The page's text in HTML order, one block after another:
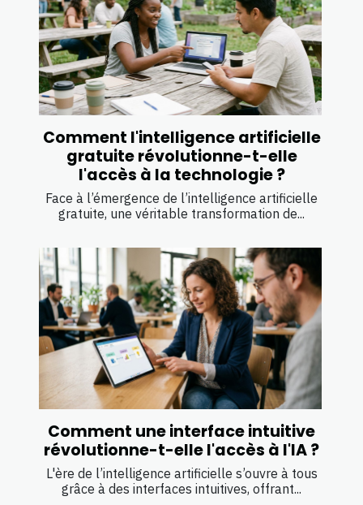
Comment l'intelligence artificielle
gratuite révolutionne-t-elle
l'accès à la technologie ?
Face à l’émergence de l’intelligence artificielle
gratuite, une véritable transformation de...
Comment une interface intuitive
révolutionne-t-elle l'accès à l'IA ?
L'ère de l’intelligence artificielle s’ouvre à tous
grâce à des interfaces intuitives, offrant...